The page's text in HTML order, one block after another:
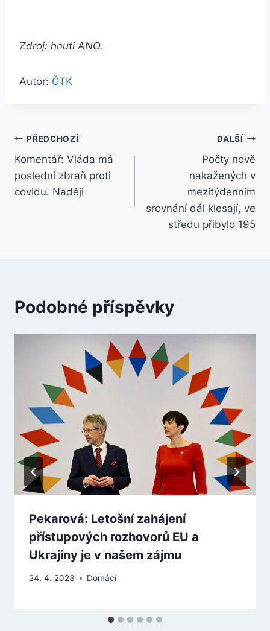
Zdroj: hnutí ANO.
Autor: ČTK
Navigace
pro
příspěvek
PŘEDCHOZÍ
Komentář: Vláda má
poslední zbraň proti
covidu. Naději
DALŠÍ
Počty nově
nakažených v
mezitýdenním
srovnání dál klesají, ve
středu přibylo 195
Podobné příspěvky
Pekarová: Letošní zahájení
přístupových rozhovorů EU a
Ukrajiny je v našem zájmu
24. 4. 2023 Domácí